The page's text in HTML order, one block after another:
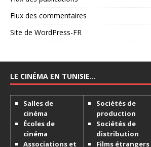
Flux des commentaires
Site de WordPress-FR
LE CINÉMA EN TUNISIE…
Salles de
cinéma
Écoles de
cinéma
Associations et
Sociétés de
production
Sociétés de
distribution
Films étrangers